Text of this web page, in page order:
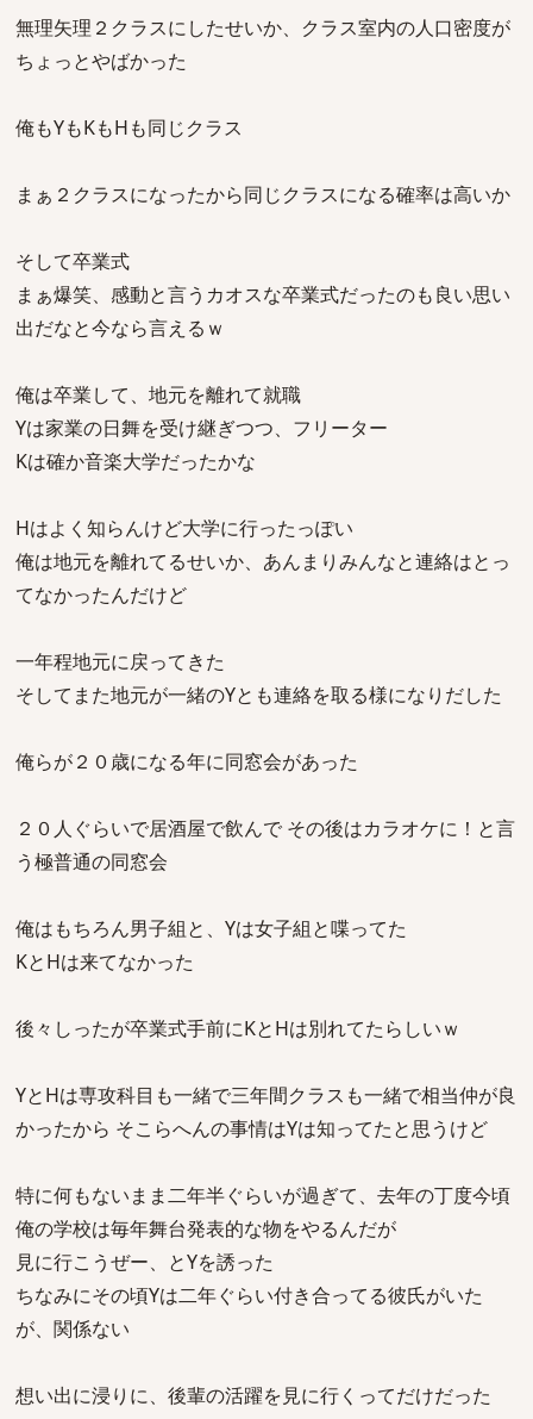
無理矢理２クラスにしたせいか、クラス室内の人口密度が
ちょっとやばかった
俺もYもKもHも同じクラス
まぁ２クラスになったから同じクラスになる確率は高いか
そして卒業式
まぁ爆笑、感動と言うカオスな卒業式だったのも良い思い
出だなと今なら言えるｗ
俺は卒業して、地元を離れて就職
Yは家業の日舞を受け継ぎつつ、フリーター
Kは確か音楽大学だったかな
Hはよく知らんけど大学に行ったっぽい
俺は地元を離れてるせいか、あんまりみんなと連絡はとっ
てなかったんだけど
一年程地元に戻ってきた
そしてまた地元が一緒のYとも連絡を取る様になりだした
俺らが２０歳になる年に同窓会があった
２０人ぐらいで居酒屋で飲んで その後はカラオケに！と言
う極普通の同窓会
俺はもちろん男子組と、Yは女子組と喋ってた
KとHは来てなかった
後々しったが卒業式手前にKとHは別れてたらしいｗ
YとHは専攻科目も一緒で三年間クラスも一緒で相当仲が良
かったから そこらへんの事情はYは知ってたと思うけど
特に何もないまま二年半ぐらいが過ぎて、去年の丁度今頃
俺の学校は毎年舞台発表的な物をやるんだが
見に行こうぜー、とYを誘った
ちなみにその頃Yは二年ぐらい付き合ってる彼氏がいた
が、関係ない
想い出に浸りに、後輩の活躍を見に行くってだけだった